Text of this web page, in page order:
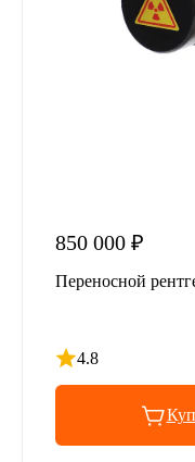
850 000 ₽
Переносной
4.8
Рейтинг 4.8 из 5